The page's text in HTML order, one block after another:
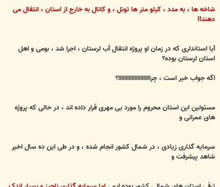
شاخه ها ، به مدد ، کیلو متر ها تونل ، و کانال به خارج از استان ، انتقال می
دهند!!
آیا استانداری که در زمان او پروژه انتقال آب لرستان ، اجرا شد ، بومی و اهل
استان لرستان بوده؟
اگه جواب خیر است ، چراااااااااااااااااااااا؟
مسئولین این استان محروم را مورد بی مهری قرار داده اند ، در حالی که پروژه
های عمرانی و
سرمایه گذاری زیادی ، در شمال کشور انجام شده ، و در طی این ده سال اخیر
شاهد پیشرفت و